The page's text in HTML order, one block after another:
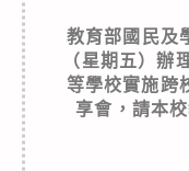
教育部國民及
（星期五）辦
等學校實施跨
享會，請本